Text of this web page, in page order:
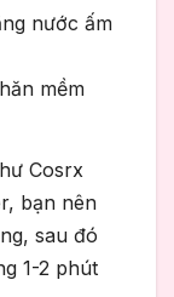
nước ấm
mềm
Cosrx
bạn nên
sau đó
1-2 phút